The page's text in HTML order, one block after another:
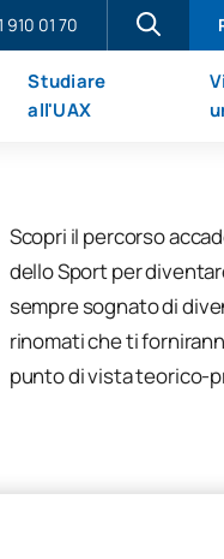
910 01 70
Studiare
all'UAX
Scopri il percorso
dello Sport per
sempre sognato di
rinomati che ti
punto di vista teorico-